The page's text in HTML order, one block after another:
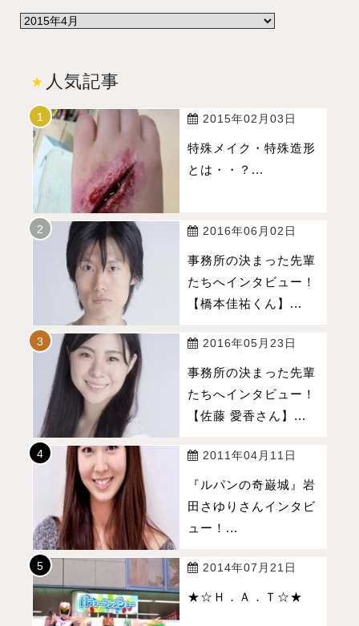
人気記事
2015年02月03日
特殊メイク・特殊造形
とは・・？...
2016年06月02日
事務所の決まった先輩
たちへインタビュー！
【橋本佳祐くん】...
2016年05月23日
事務所の決まった先輩
たちへインタビュー！
【佐藤 愛香さん】...
2011年04月11日
『ルパンの奇巌城』岩
田さゆりさんインタビ
ュー！...
2014年07月21日
★☆Ｈ．Ａ．Ｔ☆★